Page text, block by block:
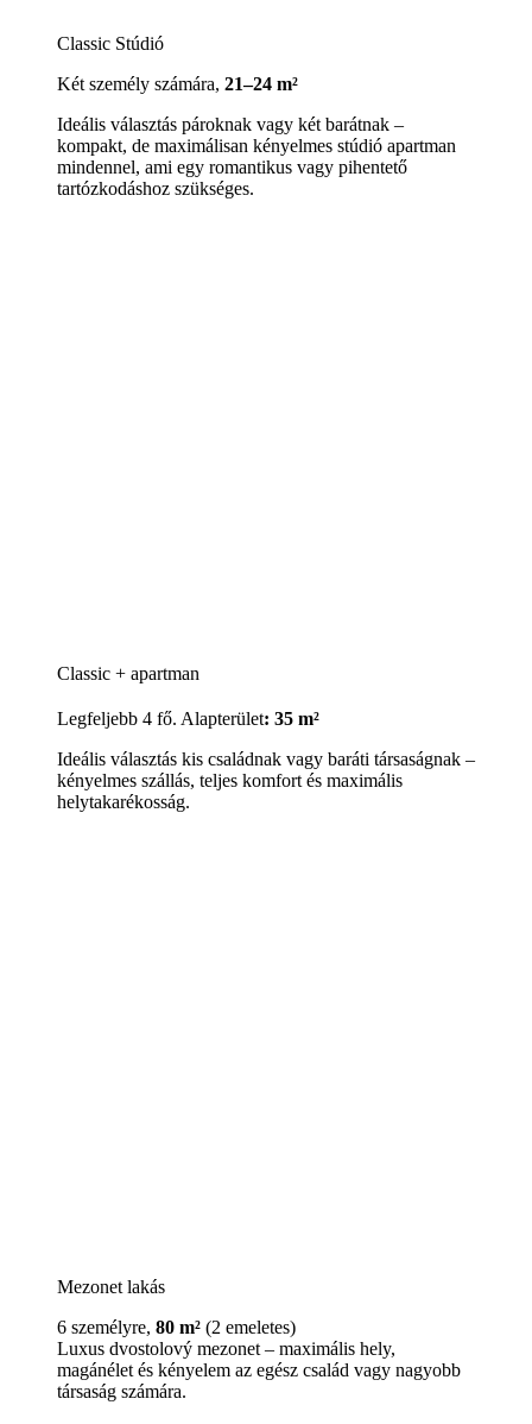
Classic Stúdió
Két személy számára, 21–24 m²
Ideális választás pároknak vagy két barátnak –
kompakt, de maximálisan kényelmes stúdió apartman
mindennel, ami egy romantikus vagy pihentető
tartózkodáshoz szükséges.
Classic + apartman
Legfeljebb 4 fő. Alapterület: 35 m²
Ideális választás kis családnak vagy baráti társaságnak –
kényelmes szállás, teljes komfort és maximális
helytakarékosság.
Mezonet lakás
6 személyre, 80 m² (2 emeletes)
Luxus dvostolový mezonet – maximális hely,
magánélet és kényelem az egész család vagy nagyobb
társaság számára.